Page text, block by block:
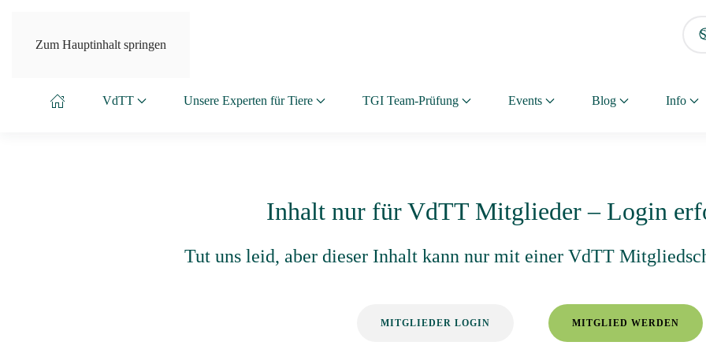
Zum Hauptinhalt springen
VdTT Unsere Experten für Tiere TGI Team-Prüfung Events Blog Info
Inhalt nur für VdTT Mitglieder – Login
Tut uns leid, aber dieser Inhalt kann nur mit einer VdTT
MITGLIEDER LOGIN MITGLIED WERDEN